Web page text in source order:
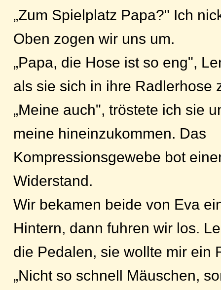
„Zum Spielplatz Papa?" Ich
Oben zogen wir uns um.
„Papa, die Hose ist so eng",
als sie sich in ihre Radlerhose
„Meine auch", tröstete ich sie
meine hineinzukommen. Das
Kompressionsgewebe bot
Widerstand.
Wir bekamen beide von Eva
Hintern, dann fuhren wir los.
die Pedalen, sie wollte mir ein
„Nicht so schnell Mäuschen,